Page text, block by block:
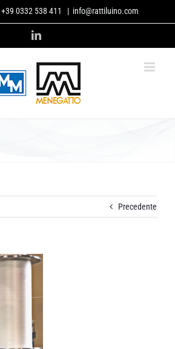
+39 0332 538 411 | info@rattiluino.com
LinkedIn
Precedente